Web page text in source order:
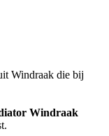
Windraak die bij
Windraak